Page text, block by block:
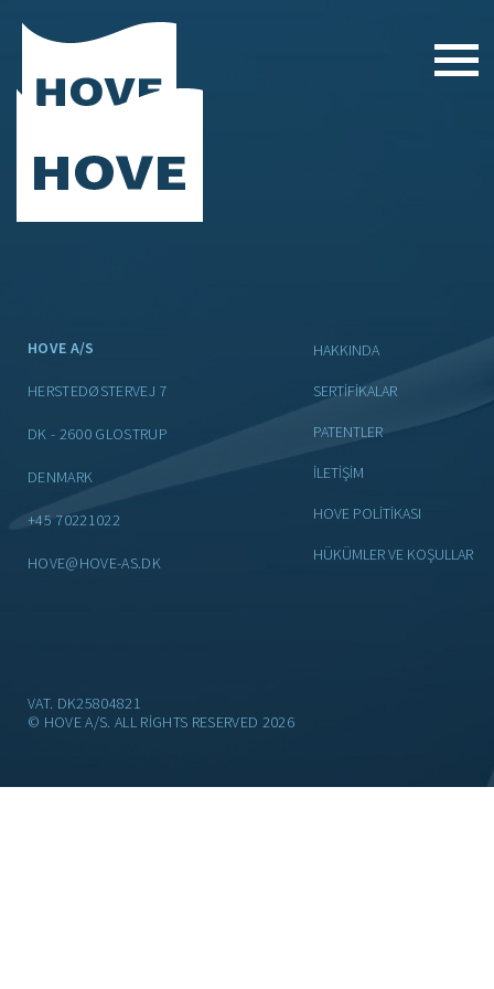
Skip
content
HOVE A/S
HERSTEDØSTERVEJ 7
DK - 2600 GLOSTRUP
DENMARK
+45 70221022
HOVE@HOVE-AS.DK
HAKKINDA
SERTIFIKALAR
PATENTLER
İLETIŞIM
HOVE POLİTİKASI
HÜKÜMLER VE KOŞULLAR
VAT. DK25804821
© HOVE A/S. ALL RIGHTS RESERVED 2026